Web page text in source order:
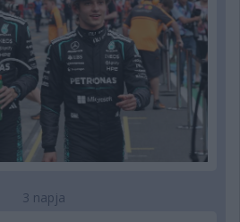
3 napja